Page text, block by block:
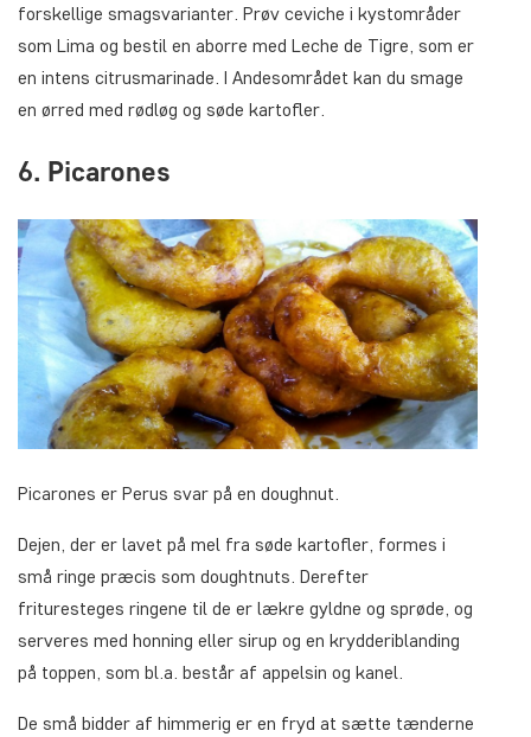
forskellige smagsvarianter. Prøv ceviche i kystområder
som Lima og bestil en aborre med Leche de Tigre, som er
en intens citrusmarinade. I Andesområdet kan du smage
en ørred med rødløg og søde kartofler.
6. Picarones
Picarones er Perus svar på en doughnut.
Dejen, der er lavet på mel fra søde kartofler, formes i
små ringe præcis som doughtnuts. Derefter
frituresteges ringene til de er lækre gyldne og sprøde, og
serveres med honning eller sirup og en krydderiblanding
på toppen, som bl.a. består af appelsin og kanel.
De små bidder af himmerig er en fryd at sætte tænderne